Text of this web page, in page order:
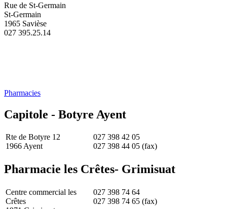
Rue de St-Germain
St-Germain
1965 Savièse
027 395.25.14
Pharmacies
Capitole - Botyre Ayent
Rte de Botyre 12
1966 Ayent
027 398 42 05
027 398 44 05 (fax)
Pharmacie les Crêtes- Grimisuat
Centre commercial les
Crêtes
027 398 74 64
027 398 74 65 (fax)